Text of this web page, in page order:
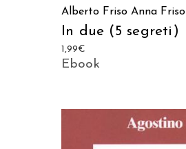
Alberto Friso Anna Friso
In due (5 segreti)
1,99€
Ebook